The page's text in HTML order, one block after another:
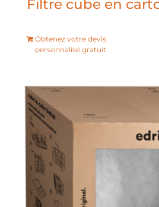
Filtre cube en
Obtenez votre devis
personnalisé gratuit